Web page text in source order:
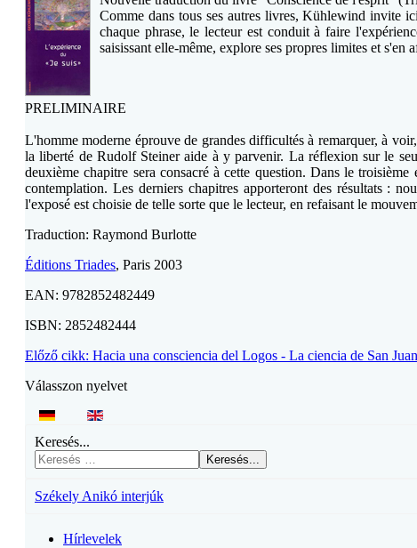
Comme dans tous ses autres livres, Kühlewind invite
chaque phrase, le lecteur est conduit à faire
saisissant elle-même, explore ses propres limites et s'en
PRELIMINAIRE
L'homme moderne éprouve de grandes difficultés à remarquer, à
la liberté de Rudolf Steiner aide à y parvenir. La réflexion sur le
deuxième chapitre sera consacré à cette question. Dans le
contemplation. Les derniers chapitres apporteront des résultats :
l'exposé est choisie de telle sorte que le lecteur, en refaisant le
Traduction: Raymond Burlotte
Éditions Triades, Paris 2003
EAN: 9782852482449
ISBN: 2852482444
Előző cikk: Hacia una consciencia del Logos - La ciencia de San
Válasszon nyelvet
Keresés...
Keresés...
Székely Anikó interjúk
Hírlevelek